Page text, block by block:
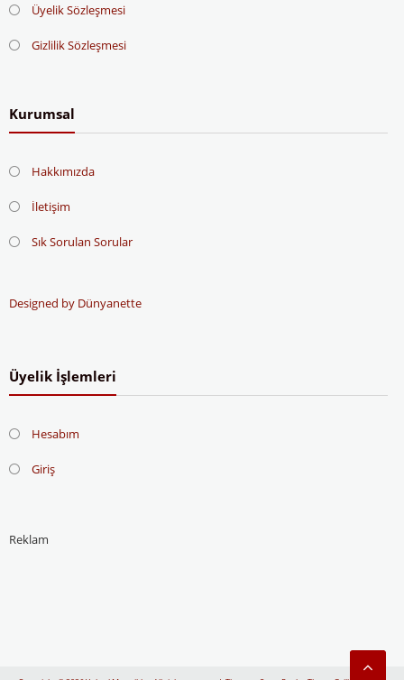
Üyelik Sözleşmesi
Gizlilik Sözleşmesi
Kurumsal
Hakkımızda
İletişim
Sık Sorulan Sorular
Designed by Dünyanette
Üyelik İşlemleri
Hesabım
Giriş
Reklam